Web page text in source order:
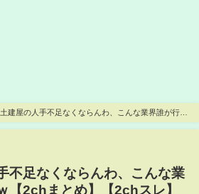
建屋の人手不足なくならんわ、こんな業界誰が行く
】【5chスレ】【ゆっくり】
不足なくならんわ、こんな業
【2chまとめ】【2chスレ】